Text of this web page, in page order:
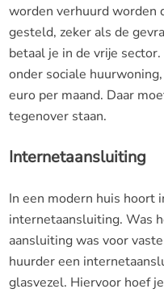
worden verhuurd worden
gesteld, zeker als de
betaal je in de vrije
onder sociale
euro per maand. Daar
tegenover staan.
Internetaansluiting
In een modern huis hoort
internetaansluiting. Was
aansluiting was voor
huurder een
glasvezel. Hiervoor hoef